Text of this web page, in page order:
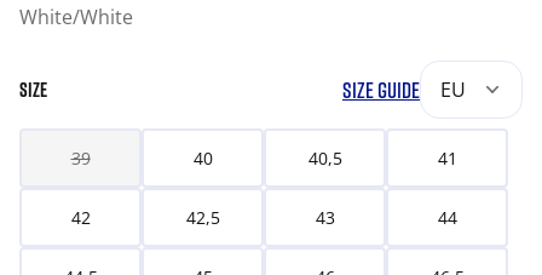
White/White
SIZE SIZE GUIDE EU
39 40 40,5 41
42 42,5 43 44